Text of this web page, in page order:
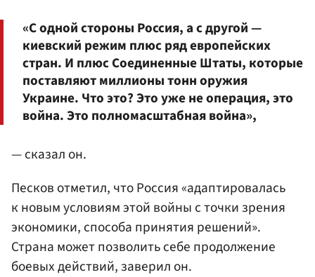
«С одной стороны Россия, а с другой —
киевский режим плюс ряд европейских
стран. И плюс Соединенные Штаты, которые
поставляют миллионы тонн оружия
Украине. Что это? Это уже не операция, это
война. Это полномасштабная война»,
— сказал он.
Песков отметил, что Россия «адаптировалась
к новым условиям этой войны с точки зрения
экономики, способа принятия решений».
Страна может позволить себе продолжение
боевых действий, заверил он.